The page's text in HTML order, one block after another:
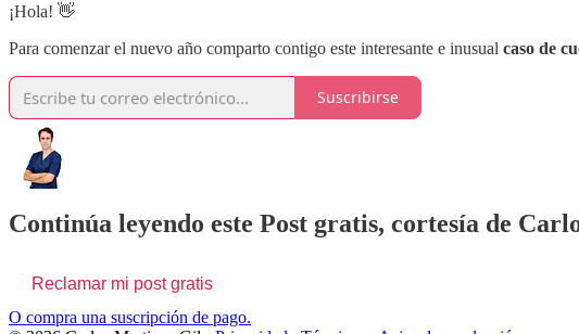
¡Hola! 👋
Para comenzar el nuevo año comparto contigo este interesante e inusual caso de
Suscribirse
Continúa leyendo este Post gratis, cortesía de
Reclamar mi post gratis
O compra una suscripción de pago.